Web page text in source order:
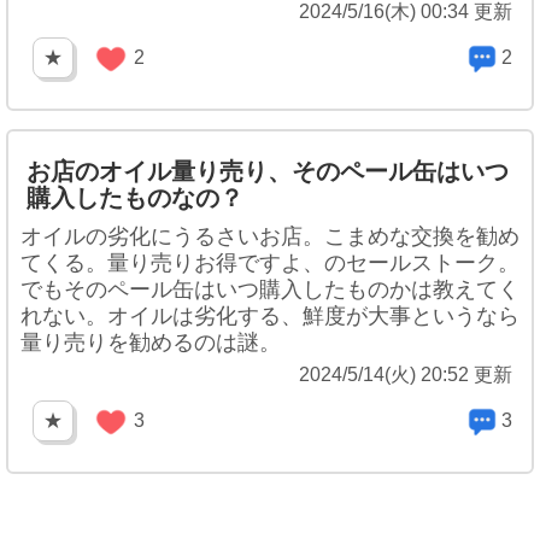
2024/5/16(木) 00:34 更新
★ 2 2
お店のオイル量り売り、そのペール缶はいつ
購入したものなの？
オイルの劣化にうるさいお店。こまめな交換を勧め
てくる。量り売りお得ですよ、のセールストーク。
でもそのペール缶はいつ購入したものかは教えてく
れない。オイルは劣化する、鮮度が大事というなら
量り売りを勧めるのは謎。
2024/5/14(火) 20:52 更新
★ 3 3